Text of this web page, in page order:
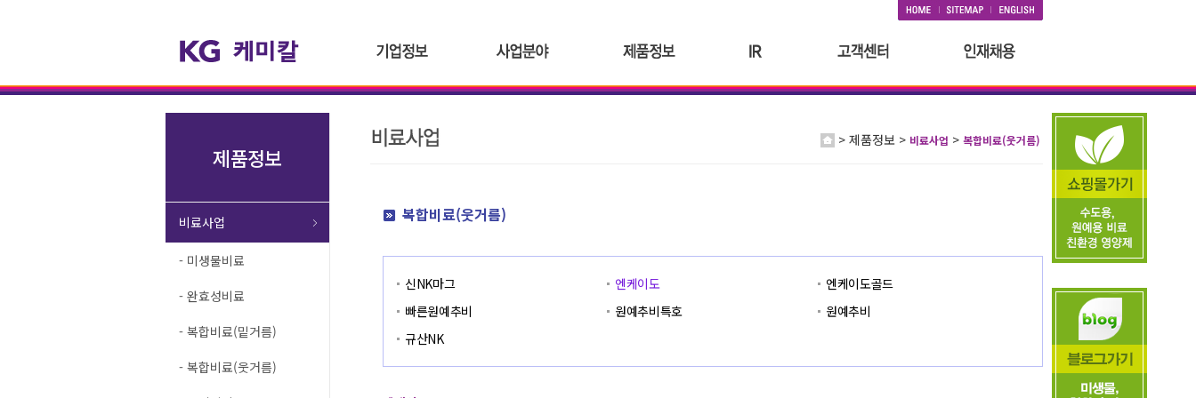
제품정보
비료사업
- 미생물비료
- 완효성비료
- 복합비료(밑거름)
- 복합비료(웃거름)
> 제품정보 > 비료사업 > 복합비료(웃거름)
복합비료(웃거름)
신NK마그 엔케이도
엔케이도골드
빠른원예추비
원예추비특호
원예추비
규산NK